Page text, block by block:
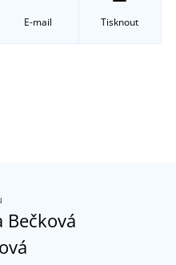
E-mail Tisknout
Bečková